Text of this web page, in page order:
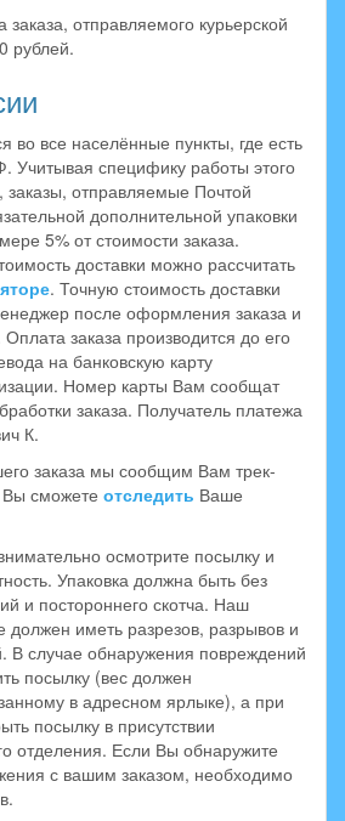
отправляемого курьерской
рублей.
во все населённые пункты, где есть
Учитывая специфику работы этого
заказы, отправляемые Почтой
дополнительной упаковки
5% от стоимости заказа.
доставки можно рассчитать
. Точную стоимость доставки
после оформления заказа и
заказа производится до его
на банковскую карту
Номер карты Вам сообщат
заказа. Получатель платежа
К.
заказа мы сообщим Вам трек-
сможете отследить Ваше
осмотрите посылку и
Упаковка должна быть без
и постороннего скотча. Наш
иметь разрезов, разрывов и
В случае обнаружения повреждений
посылку (вес должен
в адресном ярлыке), а при
посылку в присутствии
отделения. Если Вы обнаружите
с вашим заказом, необходимо